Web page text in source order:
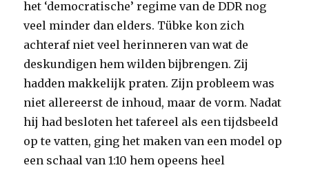
het ‘democratische’ regime van de DDR nog
veel minder dan elders. Tübke kon zich
achteraf niet veel herinneren van wat de
deskundigen hem wilden bijbrengen. Zij
hadden makkelijk praten. Zijn probleem was
niet allereerst de inhoud, maar de vorm. Nadat
hij had besloten het tafereel als een tijdsbeeld
op te vatten, ging het maken van een model op
een schaal van 1:10 hem opeens heel